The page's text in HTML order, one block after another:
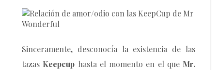
Sinceramente, desconocía la existencia de las
tazas Keepcup hasta el momento en el que Mr.